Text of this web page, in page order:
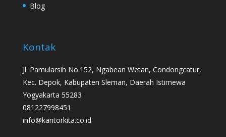
Blog
Kontak
Jl. Pamularsih No.152, Ngabean Wetan, Condongcatur,
Kec. Depok, Kabupaten Sleman, Daerah Istimewa
Yogyakarta 55283
081227998451
info@kantorkita.co.id